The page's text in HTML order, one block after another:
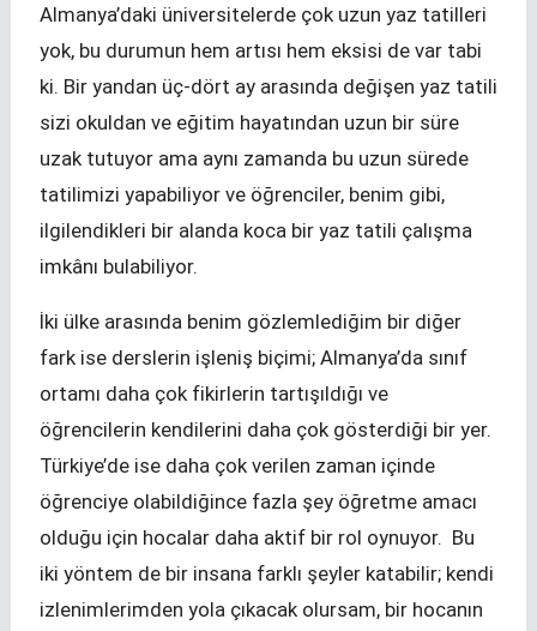
Almanya’daki üniversitelerde çok uzun yaz tatilleri
yok, bu durumun hem artısı hem eksisi de var tabi
ki. Bir yandan üç-dört ay arasında değişen yaz tatili
sizi okuldan ve eğitim hayatından uzun bir süre
uzak tutuyor ama aynı zamanda bu uzun sürede
tatilimizi yapabiliyor ve öğrenciler, benim gibi,
ilgilendikleri bir alanda koca bir yaz tatili çalışma
imkânı bulabiliyor.
İki ülke arasında benim gözlemlediğim bir diğer
fark ise derslerin işleniş biçimi; Almanya’da sınıf
ortamı daha çok fikirlerin tartışıldığı ve
öğrencilerin kendilerini daha çok gösterdiği bir yer.
Türkiye’de ise daha çok verilen zaman içinde
öğrenciye olabildiğince fazla şey öğretme amacı
olduğu için hocalar daha aktif bir rol oynuyor. Bu
iki yöntem de bir insana farklı şeyler katabilir; kendi
izlenimlerimden yola çıkacak olursam, bir hocanın